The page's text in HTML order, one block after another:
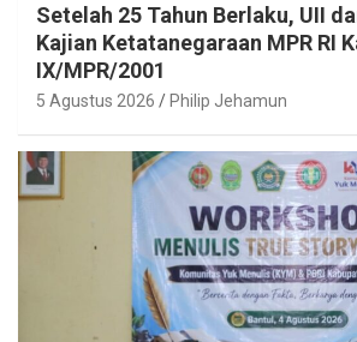
Setelah 25 Tahun Berlaku, UII
Kajian Ketatanegaraan MPR RI
IX/MPR/2001
5 Agustus 2026 Philip Jehamun